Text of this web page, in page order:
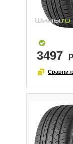
3497